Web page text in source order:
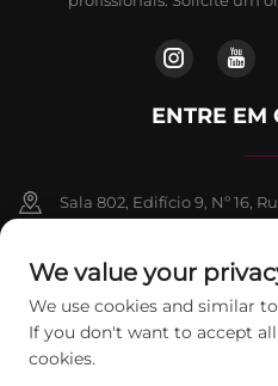
ENTRE EM
Sala 802, Edifício 9, Nº 16,
+86-13911459627
[email protected]
We value your
We use cookies and similar
If you don't want to accept
cookies.